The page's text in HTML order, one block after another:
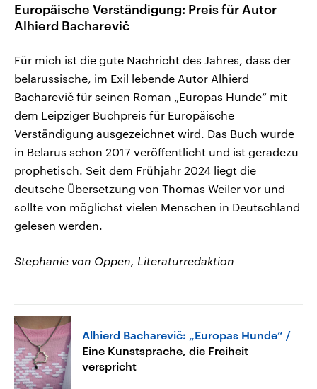
Europäische Verständigung: Preis für Autor
Alhierd Bacharevič
Für mich ist die gute Nachricht des Jahres, dass der
belarussische, im Exil lebende Autor Alhierd
Bacharevič für seinen Roman „Europas Hunde“ mit
dem Leipziger Buchpreis für Europäische
Verständigung ausgezeichnet wird. Das Buch wurde
in Belarus schon 2017 veröffentlicht und ist geradezu
prophetisch. Seit dem Frühjahr 2024 liegt die
deutsche Übersetzung von Thomas Weiler vor und
sollte von möglichst vielen Menschen in Deutschland
gelesen werden.
Stephanie von Oppen, Literaturredaktion
Alhierd Bacharevič: „Europas Hunde“
Eine Kunstsprache, die Freiheit
verspricht